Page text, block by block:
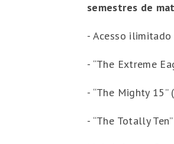
semestres de
- Acesso
- “The Extreme
- “The Mighty
- “The Totally